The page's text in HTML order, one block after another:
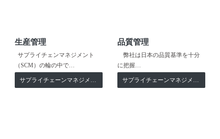
生産管理
サプライチェンマネジメント
（SCM）の輪の中で…
品質管理
弊社は日本の品質基準を十分
に把握…